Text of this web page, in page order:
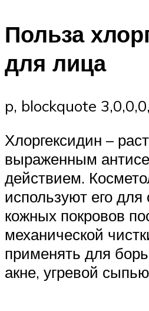
Польза
для лица
p, blockquote
Хлоргексидин –
выраженным
действием.
используют его для
кожных покровов
механической
применять для
акне, угревой сыпью